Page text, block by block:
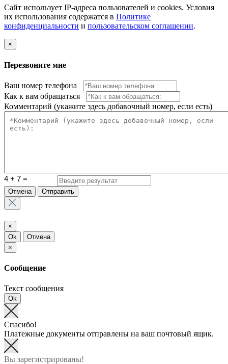
Сайт использует IP-адреса пользователей и cookies. Условия
их использования содержатся в Политике
конфиденциальности и пользовательском соглашении.
×
Перезвоните мне
Ваш номер телефона
Как к вам обращаться
Комментарий (укажите здесь добавочный номер, если есть)
Отмена Отправить
×
Ok
Отмена
×
Сообщение
Текст сообщения
Ok
Спасибо!
Платежные документы отправлены на ваш почтовый ящик.
Вы зарегистрированы!